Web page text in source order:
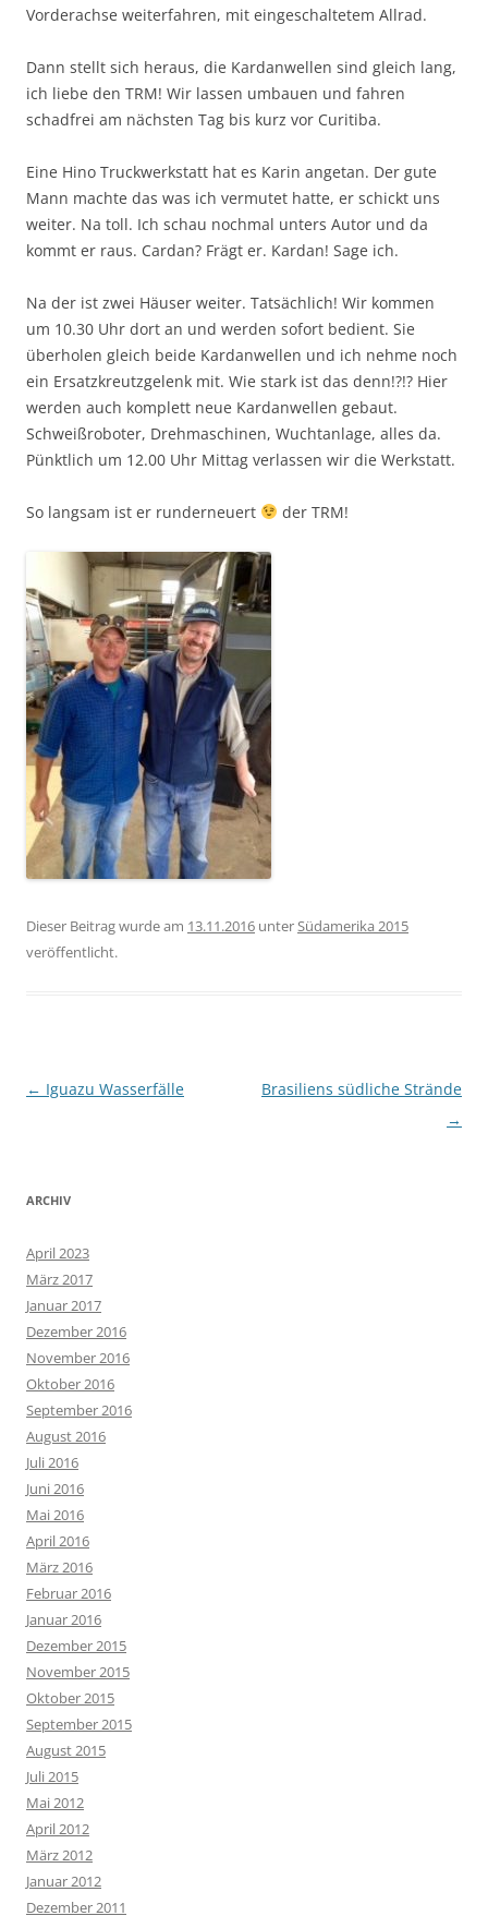
Vorderachse weiterfahren, mit eingeschaltetem Allrad.
Dann stellt sich heraus, die Kardanwellen sind gleich lang,
ich liebe den TRM! Wir lassen umbauen und fahren
schadfrei am nächsten Tag bis kurz vor Curitiba.
Eine Hino Truckwerkstatt hat es Karin angetan. Der gute
Mann machte das was ich vermutet hatte, er schickt uns
weiter. Na toll. Ich schau nochmal unters Autor und da
kommt er raus. Cardan? Frägt er. Kardan! Sage ich.
Na der ist zwei Häuser weiter. Tatsächlich! Wir kommen
um 10.30 Uhr dort an und werden sofort bedient. Sie
überholen gleich beide Kardanwellen und ich nehme noch
ein Ersatzkreutzgelenk mit. Wie stark ist das denn!?!? Hier
werden auch komplett neue Kardanwellen gebaut.
Schweißroboter, Drehmaschinen, Wuchtanlage, alles da.
Pünktlich um 12.00 Uhr Mittag verlassen wir die Werkstatt.
So langsam ist er runderneuert der TRM!
Dieser Beitrag wurde am 13.11.2016 unterSüdamerika 2015
veröffentlicht.
Beitragsnavigation
← Iguazu Wasserfälle
Brasiliens südliche Strände
→
ARCHIV
April 2023
März 2017
Januar 2017
Dezember 2016
November 2016
Oktober 2016
September 2016
August 2016
Juli 2016
Juni 2016
Mai 2016
April 2016
März 2016
Februar 2016
Januar 2016
Dezember 2015
November 2015
Oktober 2015
September 2015
August 2015
Juli 2015
Mai 2012
April 2012
März 2012
Januar 2012
Dezember 2011